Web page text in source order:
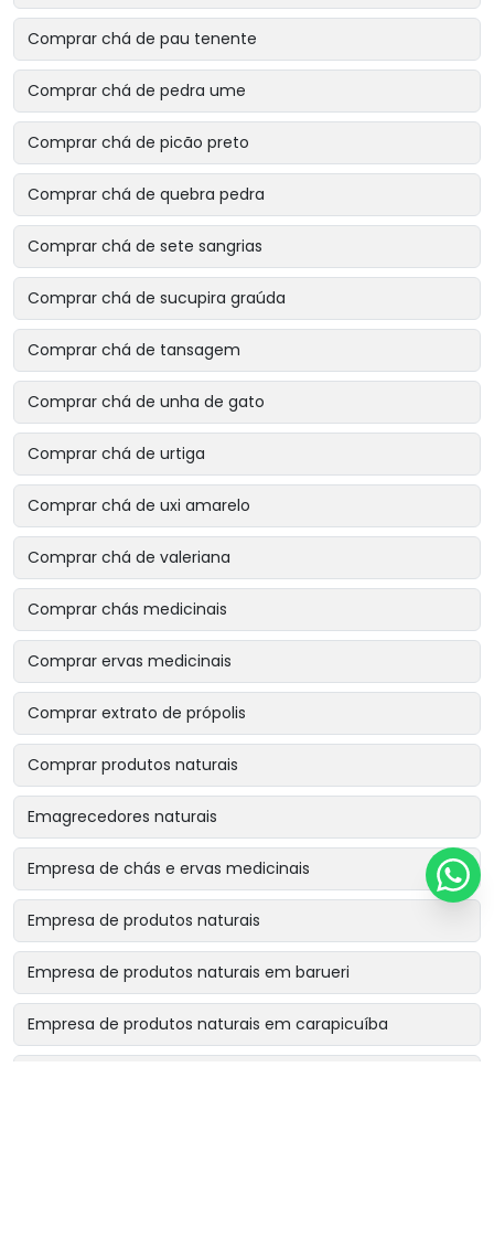
Comprar chá de pau tenente
Comprar chá de pedra ume
Comprar chá de picão preto
Comprar chá de quebra pedra
Comprar chá de sete sangrias
Comprar chá de sucupira graúda
Comprar chá de tansagem
Comprar chá de unha de gato
Comprar chá de urtiga
Comprar chá de uxi amarelo
Comprar chá de valeriana
Comprar chás medicinais
Comprar ervas medicinais
Comprar extrato de própolis
Comprar produtos naturais
Emagrecedores naturais
Empresa de chás e ervas medicinais
Empresa de produtos naturais
Empresa de produtos naturais em barueri
Empresa de produtos naturais em carapicuíba